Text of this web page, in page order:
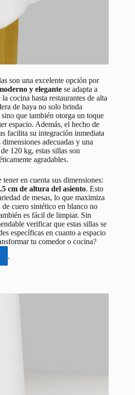
son una excelente opción por
y elegante se adapta a
cocina hasta restaurantes de alta
de haya no solo brinda
sino que también otorga un toque
espacio. Además, el hecho de
facilita su integración inmediata
adecuadas y una
120 kg, estas sillas son
agradables.
en cuenta sus dimensiones:
cm de altura del asiento. Esto
de mesas, lo que maximiza
cuero sintético en blanco no
es fácil de limpiar. Sin
verificar que estas sillas se
específicas en cuanto a espacio
tu comedor o cocina?
.